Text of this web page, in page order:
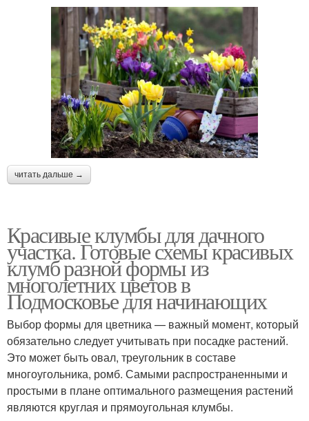
читать дальше →
Красивые клумбы для дачного
участка. Готовые схемы красивых
клумб разной формы из
многолетних цветов в
Подмосковье для начинающих
Выбор формы для цветника — важный момент, который
обязательно следует учитывать при посадке растений.
Это может быть овал, треугольник в составе
многоугольника, ромб. Самыми распространенными и
простыми в плане оптимального размещения растений
являются круглая и прямоугольная клумбы.